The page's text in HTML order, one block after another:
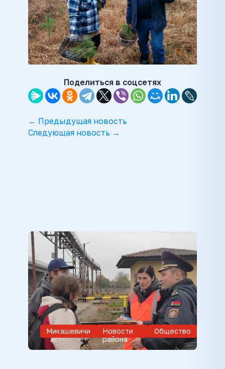
Поделиться в соцсетях
← Предыдущая новость
Следующая новость →
Микашевичи
Новости
района
Общество